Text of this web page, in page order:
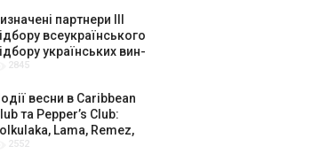
партнери ІІІ
всеукраїнського
українських вин-
2845
весни в Caribbean
та Pepper’s Club:
Lama, Remez,
«Рояль» і триб’ют-
2552